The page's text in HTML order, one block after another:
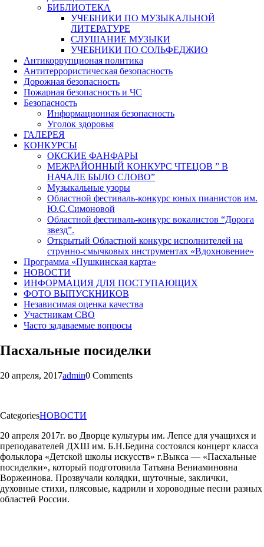
БИБЛИОТЕКА
УЧЕБНИКИ ПО МУЗЫКАЛЬНОЙ
ЛИТЕРАТУРЕ
СЛУШАНИЕ МУЗЫКИ
УЧЕБНИКИ ПО СОЛЬФЕДЖИО
Антикоррупционая политика
Антитеррористическая безопасность
Дорожная безопасность
Пожарная безопасность и ЧС
Безопасность
Информационная безопасность
Уголок здоровья
ГАЛЕРЕЯ
КОНКУРСЫ
ОКСКИЕ ФАНФАРЫ
МЕЖРАЙОННЫЙ КОНКУРС ЧТЕЦОВ ” В
НАЧАЛЕ БЫЛО СЛОВО”
Музыкальные узоры
Областной фестиваль-конкурс юных пианистов им.
Ю.С.Симоновой
Областной фестиваль-конкурс вокалистов “Дорога
звезд”.
Открытый Областной конкурс исполнителей на
струнно-смычковых инструментах «Вдохновение»
Программа «Пушкинская карта»
НОВОСТИ
ИНФОРМАЦИЯ ДЛЯ ПОСТУПАЮЩИХ
ФОТО ВЫПУСКНИКОВ
Независимая оценка качества
Участникам СВО
Часто задаваемые вопросы
Пасхальные посиделки
20 апреля, 2017admin0 Comments
CategoriesНОВОСТИ
20 апреля 2017г. во Дворце культуры им. Лепсе для учащихся и
преподавателей ДХШ им. Б.Н.Бедина состоялся концерт класса
фольклора «Детской школы искусств» г.Выкса — «Пасхальные
посиделки», который подготовила Татьяна Вениаминовна
Воржеинова. Прозвучали колядки, шуточные, заклички,
духовные стихи, плясовые, кадрили и хороводные песни разных
областей России.